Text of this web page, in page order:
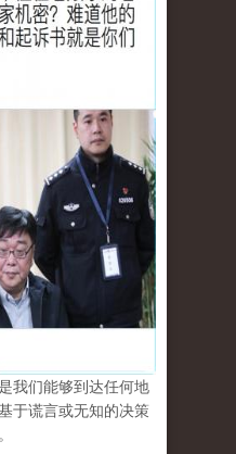
我们能够到达任何地
于谎言或无知的决策